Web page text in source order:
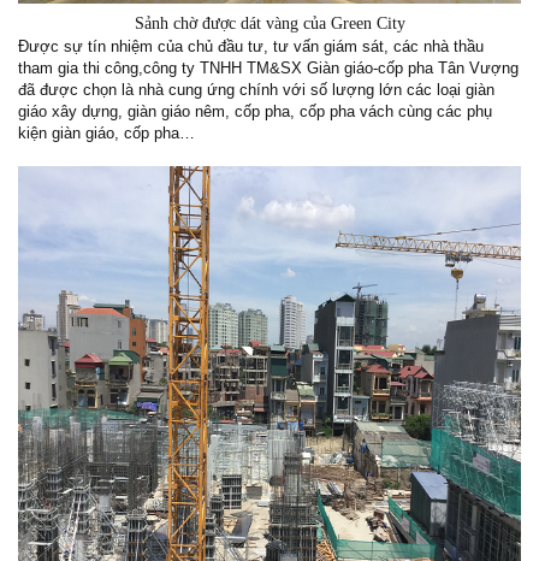
Sảnh chờ được dát vàng của Green City
Được sự tín nhiệm của chủ đầu tư, tư vấn giám sát, các nhà thầu
tham gia thi công,công ty TNHH TM&SX Giàn giáo-cốp pha Tân Vượng
đã được chọn là nhà cung ứng chính với số lượng lớn các loại giàn
giáo xây dựng, giàn giáo nêm, cốp pha, cốp pha vách cùng các phụ
kiện giàn giáo, cốp pha…